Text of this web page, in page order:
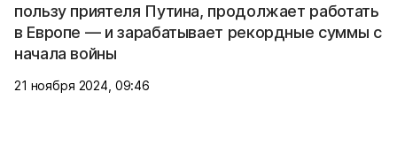
пользу приятеля Путина, продолжает работать
в Европе — и зарабатывает рекордные суммы с
начала войны
21 ноября 2024, 09:46